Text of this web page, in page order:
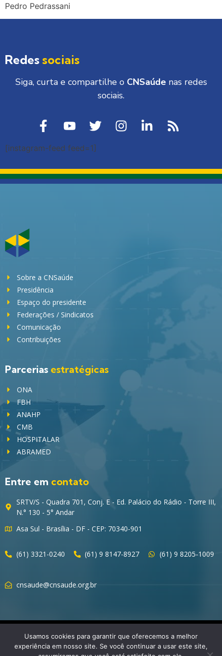
Pedro Pedrassani
Redes sociais
Siga, curta e compartilhe o CNSaúdenas redes
sociais.
[instagram-feed feed=1]
Sobre a CNSaúde
Presidência
Espaço do presidente
Federações / Sindicatos
Comunicação
Contribuições
Parcerias estratégicas
ONA
FBH
ANAHP
CMB
HOSPITALAR
ABRAMED
Entre em contato
SRTV/S - Quadra 701, Conj. E - Ed. Palácio do Rádio - Torre III,
N.° 130 - 5° Andar
Asa Sul - Brasília - DF - CEP: 70340-901
(61) 3321-0240 (61) 9 8147-8927 (61) 9 8205-1009
cnsaude@cnsaude.org.br
Usamos cookies para garantir que oferecemos a melhor
experiência em nosso site. Se você continuar a usar este site,